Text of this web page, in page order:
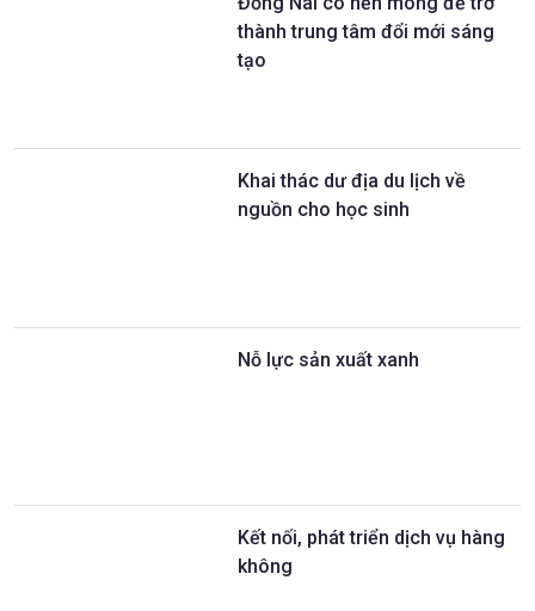
thành trung tâm đổi mới sáng
tạo
Khai thác dư địa du lịch về
nguồn cho học sinh
Nỗ lực sản xuất xanh
Kết nối, phát triển dịch vụ hàng
không